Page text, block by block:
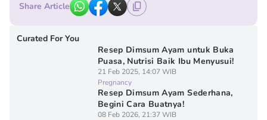
Share Article
Curated For You
Resep Dimsum Ayam untuk Buka
Puasa, Nutrisi Baik Ibu Menyusui!
21 Feb 2025, 14:07 WIB
Pregnancy
Resep Dimsum Ayam Sederhana,
Begini Cara Buatnya!
08 Feb 2026, 21:37 WIB